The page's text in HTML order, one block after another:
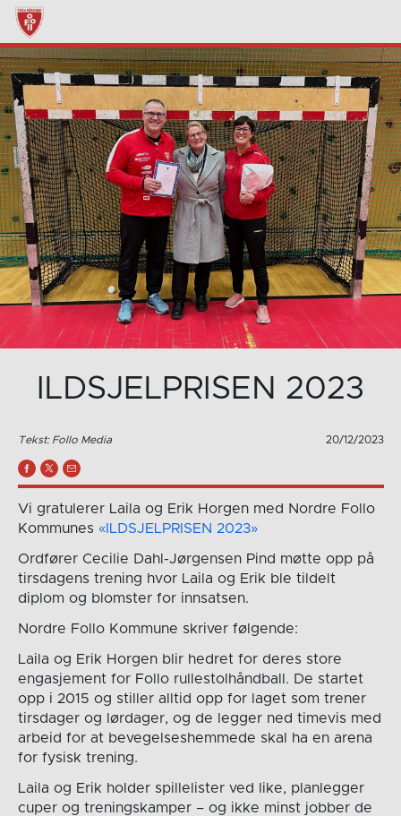
ILDSJELPRISEN 2023
Tekst: Follo Media 20/12/2023
Vi gratulerer Laila og Erik Horgen med Nordre Follo
Kommunes «ILDSJELPRISEN 2023»
Ordfører Cecilie Dahl-Jørgensen Pind møtte opp på
tirsdagens trening hvor Laila og Erik ble tildelt
diplom og blomster for innsatsen.
Nordre Follo Kommune skriver følgende:
Laila og Erik Horgen blir hedret for deres store
engasjement for Follo rullestolhåndball. De startet
opp i 2015 og stiller alltid opp for laget som trener
tirsdager og lørdager, og de legger ned timevis med
arbeid for at bevegelseshemmede skal ha en arena
for fysisk trening.
Laila og Erik holder spillelister ved like, planlegger
cuper og treningskamper – og ikke minst jobber de